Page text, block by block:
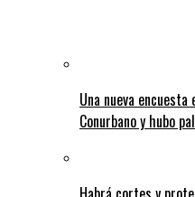
Una nueva
Conurbano y hubo